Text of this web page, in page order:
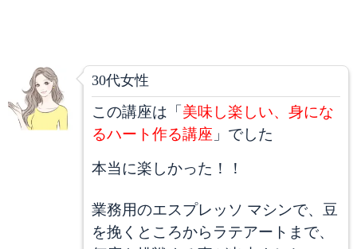
30代女性
この講座は「 美味し楽しい、身にな
るハート作る講座 」でした
本当に楽しかった！！
業務用のエスプレッソ マシンで、豆
を挽くところからラテアートまで、